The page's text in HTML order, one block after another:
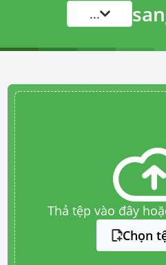
...
Thả tệp vào đây
Chọn